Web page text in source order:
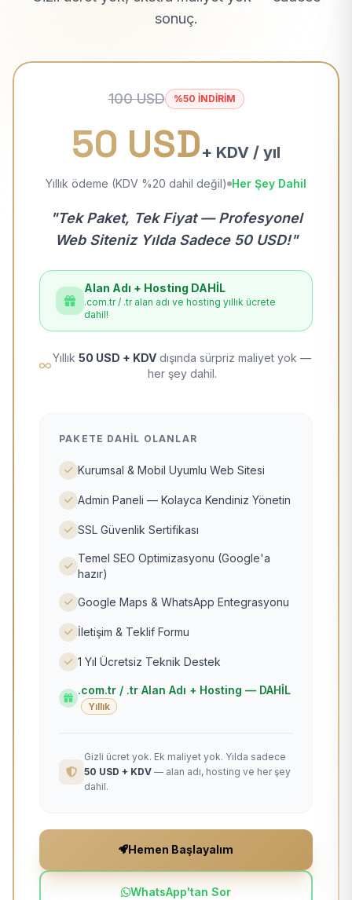
sonuç.
100 USD %50 İNDİRİM
50 USD+ KDV / yıl
Yıllık ödeme (KDV %20 dahil değil) Her Şey Dahil
"Tek Paket, Tek Fiyat — Profesyonel
Web Siteniz Yılda Sadece 50 USD!"
Alan Adı + Hosting DAHİL
.com.tr / .tr alan adı ve hosting yıllık ücrete
dahil!
Yıllık 50 USD + KDV dışında sürpriz maliyet yok —
her şey dahil.
PAKETE DAHIL OLANLAR
Kurumsal & Mobil Uyumlu Web Sitesi
Admin Paneli — Kolayca Kendiniz Yönetin
SSL Güvenlik Sertifikası
Temel SEO Optimizasyonu (Google'a
hazır)
Google Maps & WhatsApp Entegrasyonu
İletişim & Teklif Formu
1 Yıl Ücretsiz Teknik Destek
.com.tr / .tr Alan Adı + Hosting — DAHİL
Yıllık
Gizli ücret yok. Ek maliyet yok. Yılda sadece
50 USD + KDV — alan adı, hosting ve her şey
dahil.
Hemen Başlayalım
WhatsApp'tan Sor